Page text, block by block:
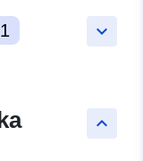
keyboard_arrow_down
1
keyboard_arrow_up